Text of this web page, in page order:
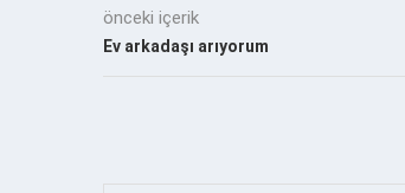
önceki içerik
Ev arkadaşı arıyorum